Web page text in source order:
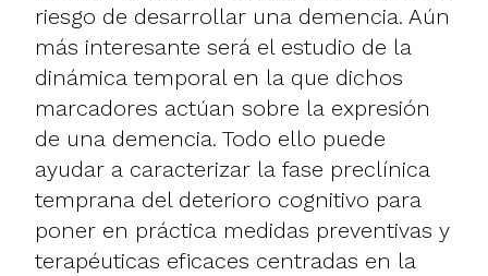
riesgo de desarrollar una demencia. Aún
más interesante será el estudio de la
dinámica temporal en la que dichos
marcadores actúan sobre la expresión
de una demencia. Todo ello puede
ayudar a caracterizar la fase preclínica
temprana del deterioro cognitivo para
poner en práctica medidas preventivas y
terapéuticas eficaces centradas en la